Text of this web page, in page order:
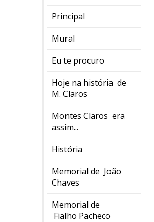
Principal
Mural
Eu te procuro
Hoje na história de
M. Claros
Montes Claros era
assim...
História
Memorial de João
Chaves
Memorial de
Fialho Pacheco